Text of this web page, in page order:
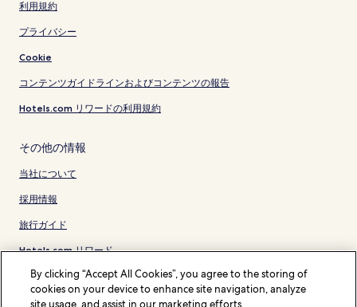
利用規約
プライバシー
Cookie
コンテンツガイドラインおよびコンテンツの報告
Hotels.com リワードの利用規約
その他の情報
当社について
採用情報
旅行ガイド
Hotels.com リワード
* 一部のホテルは、チェックイン日の 24 時間以上前までにキャンセルするこ
とを条件としています。詳細はウェブサイトでご覧ください。
By clicking “Accept All Cookies”, you agree to the storing of
cookies on your device to enhance site navigation, analyze
site usage, and assist in our marketing efforts.